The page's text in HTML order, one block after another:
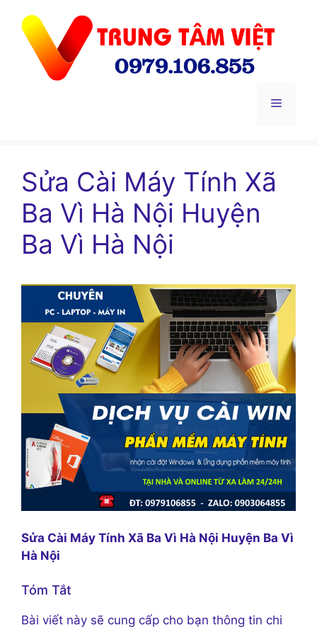
Menu
Sửa Cài Máy Tính Xã
Ba Vì Hà Nội Huyện
Ba Vì Hà Nội
Sửa Cài Máy Tính Xã Ba Vì Hà Nội Huyện Ba Vì
Hà Nội
Tóm Tắt
Bài viết này sẽ cung cấp cho bạn thông tin chi